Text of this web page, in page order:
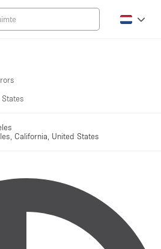
California, United States